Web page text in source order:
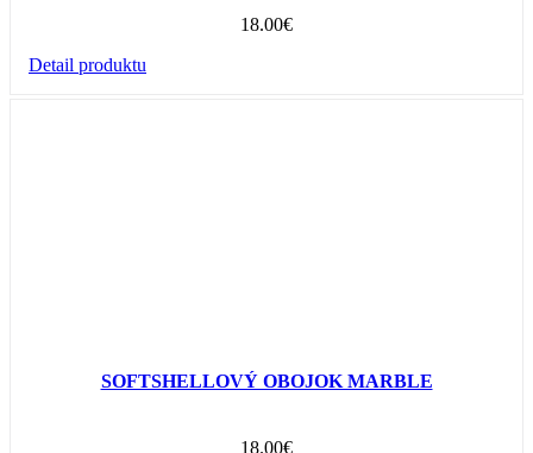
18.00€
Detail produktu
SOFTSHELLOVÝ OBOJOK MARBLE
18.00€